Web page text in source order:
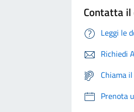
Contatta il
Leggi le
Richiedi
Chiama
Prenota